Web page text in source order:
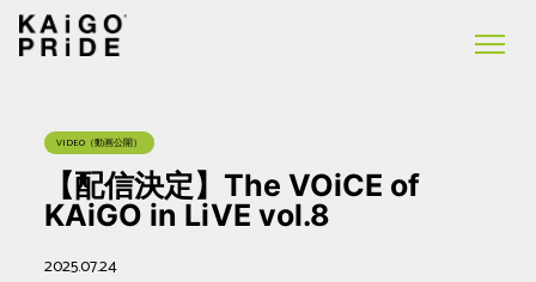
VIDEO（動画公開）
【配信決定】The VOiCE of
KAiGO in LiVE vol.8
2025.07.24